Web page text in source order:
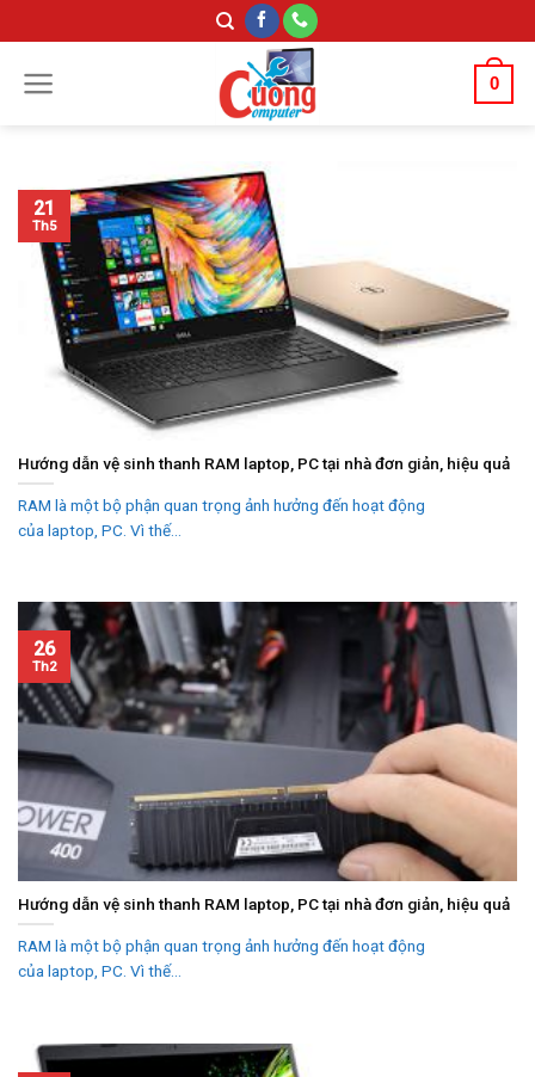
to
content
0
Hướng dẫn vệ sinh thanh RAM laptop, PC tại nhà đơn giản, hiệu quả
RAM là một bộ phận quan trọng ảnh hưởng đến hoạt động
của laptop, PC. Vì thế...
21
Th5
Hướng dẫn vệ sinh thanh RAM laptop, PC tại nhà đơn giản, hiệu quả
RAM là một bộ phận quan trọng ảnh hưởng đến hoạt động
của laptop, PC. Vì thế...
26
Th2